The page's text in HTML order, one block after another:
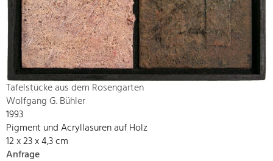
Tafelstücke aus dem Rosengarten
Wolfgang G. Bühler
1993
Pigment und Acryllasuren auf Holz
12 x 23 x 4,3 cm
Anfrage